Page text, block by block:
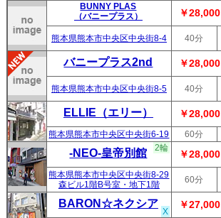
BUNNY PLAS
（バニープラス）
￥28,000
熊本県熊本市中央区中央街8-4 40分
バニープラス2nd ￥28,000
熊本県熊本市中央区中央街8-5 40分
ELLIE（エリー） ￥28,000
熊本県熊本市中央区中央街6-19
60分
-NEO-皇帝別館 2輪
￥28,000
熊本県熊本市中央区中央街8-29
森ビル1階B号室・地下1階
60分
BARON☆ネクシア
X
￥27,000